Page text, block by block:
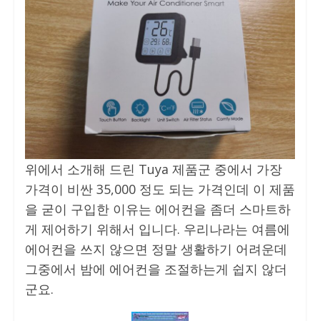
위에서 소개해 드린 Tuya 제품군 중에서 가장
가격이 비싼 35,000 정도 되는 가격인데 이 제품
을 굳이 구입한 이유는 에어컨을 좀더 스마트하
게 제어하기 위해서 입니다. 우리나라는 여름에
에어컨을 쓰지 않으면 정말 생활하기 어려운데
그중에서 밤에 에어컨을 조절하는게 쉽지 않더
군요.